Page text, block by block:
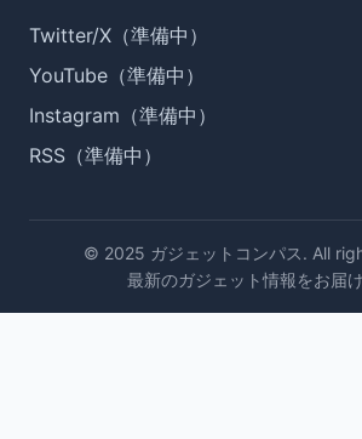
Twitter/X（準備中）
YouTube（準備中）
Instagram（準備中）
RSS（準備中）
© 2025 ガジェットコンパス. All
最新のガジェット情報をお届